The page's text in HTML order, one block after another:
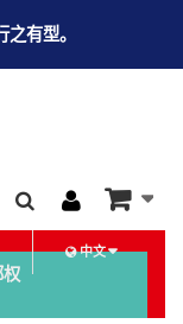
有型。
中文